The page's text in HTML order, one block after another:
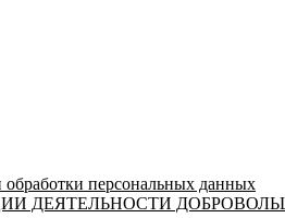
персональных данных
ДЕЯТЕЛЬНОСТИ